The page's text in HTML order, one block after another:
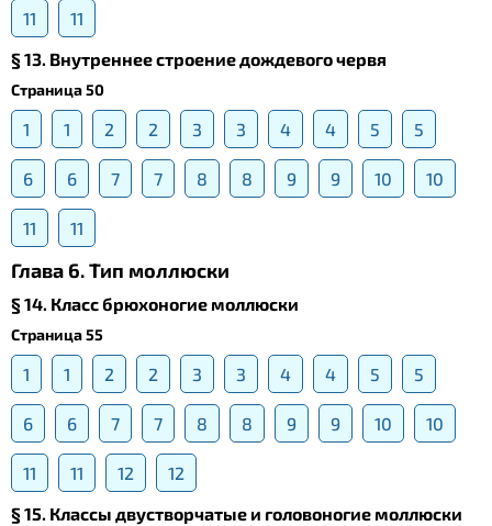
11
11
§ 13. Внутреннее строение дождевого червя
Страница 50
1 1 2 2 3 3 4 4 5 5
6 6 7 7 8 8 9 9 10 10
11 11
Глава 6. Тип моллюски
§ 14. Класс брюхоногие моллюски
Страница 55
1 1 2 2 3 3 4 4 5 5
6 6 7 7 8 8 9 9 10 10
11 11 12
12
§ 15. Классы двустворчатые и головоногие моллюски